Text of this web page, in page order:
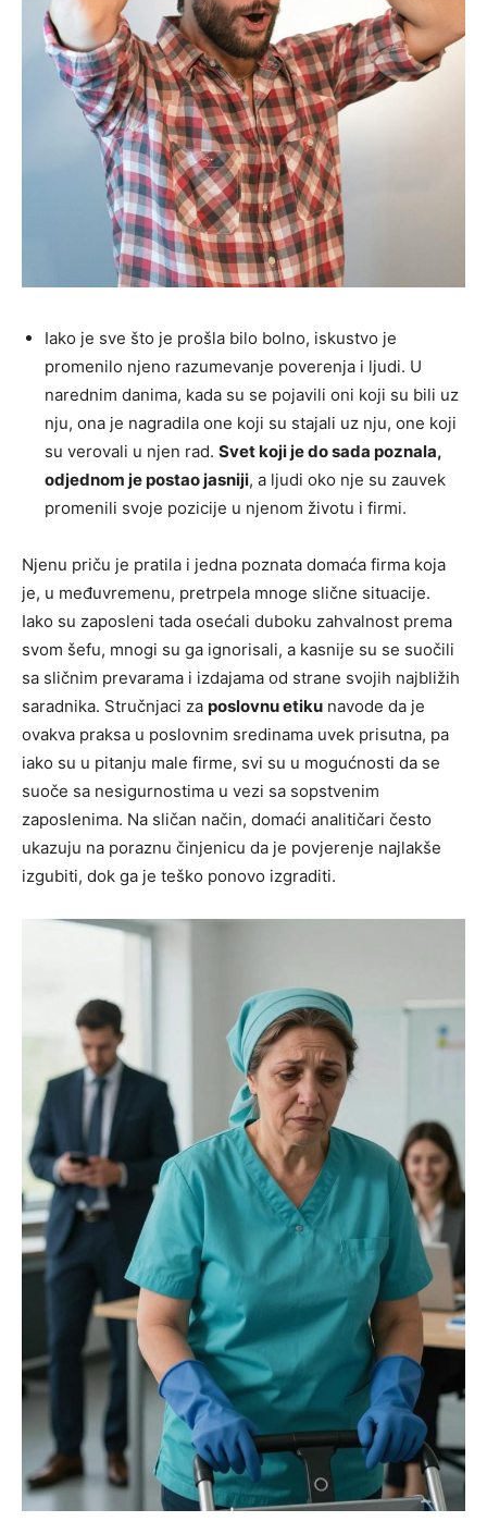
Iako je sve što je prošla bilo bolno, iskustvo je
promenilo njeno razumevanje poverenja i ljudi. U
narednim danima, kada su se pojavili oni koji su bili uz
nju, ona je nagradila one koji su stajali uz nju, one koji
su verovali u njen rad. Svet koji je do sada poznala,
odjednom je postao jasniji, a ljudi oko nje su zauvek
promenili svoje pozicije u njenom životu i firmi.
Njenu priču je pratila i jedna poznata domaća firma koja
je, u međuvremenu, pretrpela mnoge slične situacije.
Iako su zaposleni tada osećali duboku zahvalnost prema
svom šefu, mnogi su ga ignorisali, a kasnije su se suočili
sa sličnim prevarama i izdajama od strane svojih najbližih
saradnika. Stručnjaci za poslovnu etiku navode da je
ovakva praksa u poslovnim sredinama uvek prisutna, pa
iako su u pitanju male firme, svi su u mogućnosti da se
suoče sa nesigurnostima u vezi sa sopstvenim
zaposlenima. Na sličan način, domaći analitičari često
ukazuju na poraznu činjenicu da je povjerenje najlakše
izgubiti, dok ga je teško ponovo izgraditi.